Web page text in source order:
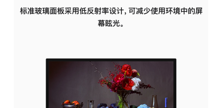
标准玻璃面板采用低反射率设计，可减少使用环境中的屏
幕眩光。